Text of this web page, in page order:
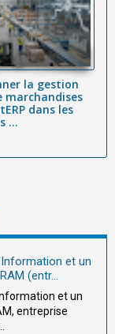
la gestion
marchandises
dans les
...
et un
(entr...
et un
entreprise